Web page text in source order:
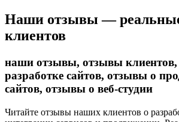
Наши отзывы —
клиентов
наши отзывы, отзывы
разработке сайтов, отзывы о
сайтов, отзывы о веб-студии
Читайте отзывы наших клиентов о